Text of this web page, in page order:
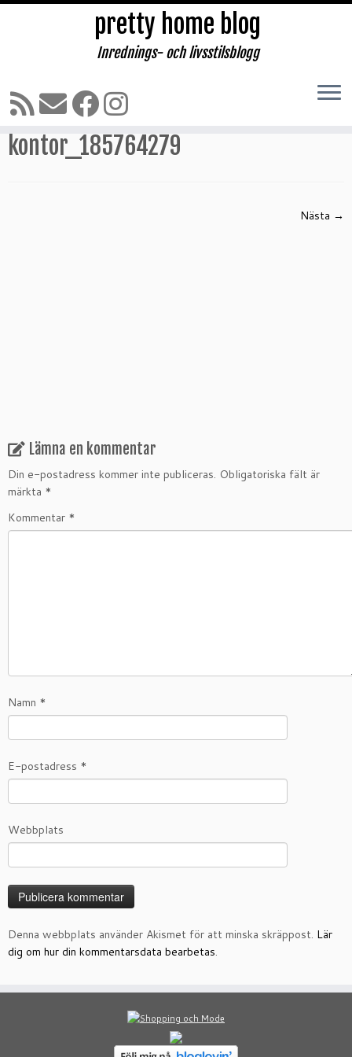
Hoppa
till
pretty home blog
Inrednings- och livsstilsblogg
Hem » Kontor del 2 » kontor_185764279
kontor_185764279
Nästa →
Lämna en kommentar
Din e-postadress kommer inte publiceras. Obligatoriska fält är
märkta *
Kommentar *
Namn *
E-postadress *
Webbplats
Denna webbplats använder Akismet för att minska skräppost. Lär
dig om hur din kommentarsdata bearbetas.